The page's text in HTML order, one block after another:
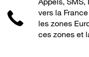
vers la
les zones
ces zones et